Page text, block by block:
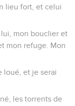
lieu fort, et celui
mon bouclier et
mon refuge. Mon
loué, et je serai
les torrents de